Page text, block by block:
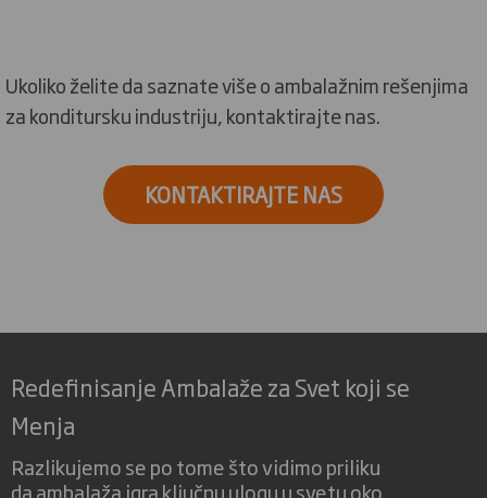
Ukoliko želite da saznate više o ambalažnim rešenjima
za konditursku industriju, kontaktirajte nas.
KONTAKTIRAJTE NAS
Redefinisanje Ambalaže za Svet koji se
Menja
Razlikujemo se po tome što vidimo priliku
da ambalaža igra ključnu ulogu u svetu oko